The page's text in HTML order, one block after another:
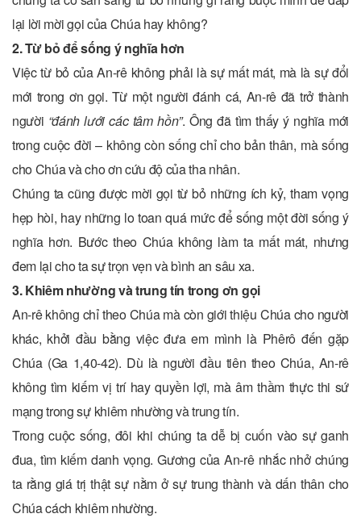
lại lời mời gọi của Chúa hay không?
2. Từ bỏ để sống ý nghĩa hơn
Việc từ bỏ của An-rê không phải là sự mất mát, mà là sự đổi
mới trong ơn gọi. Từ một người đánh cá, An-rê đã trở thành
người “đánh lưới các tâm hồn”. Ông đã tìm thấy ý nghĩa mới
trong cuộc đời – không còn sống chỉ cho bản thân, mà sống
cho Chúa và cho ơn cứu độ của tha nhân.
Chúng ta cũng được mời gọi từ bỏ những ích kỷ, tham vọng
hẹp hòi, hay những lo toan quá mức để sống một đời sống ý
nghĩa hơn. Bước theo Chúa không làm ta mất mát, nhưng
đem lại cho ta sự trọn vẹn và bình an sâu xa.
3. Khiêm nhường và trung tín trong ơn gọi
An-rê không chỉ theo Chúa mà còn giới thiệu Chúa cho người
khác, khởi đầu bằng việc đưa em mình là Phêrô đến gặp
Chúa (Ga 1,40-42). Dù là người đầu tiên theo Chúa, An-rê
không tìm kiếm vị trí hay quyền lợi, mà âm thầm thực thi sứ
mạng trong sự khiêm nhường và trung tín.
Trong cuộc sống, đôi khi chúng ta dễ bị cuốn vào sự ganh
đua, tìm kiếm danh vọng. Gương của An-rê nhắc nhở chúng
ta rằng giá trị thật sự nằm ở sự trung thành và dấn thân cho
Chúa cách khiêm nhường.